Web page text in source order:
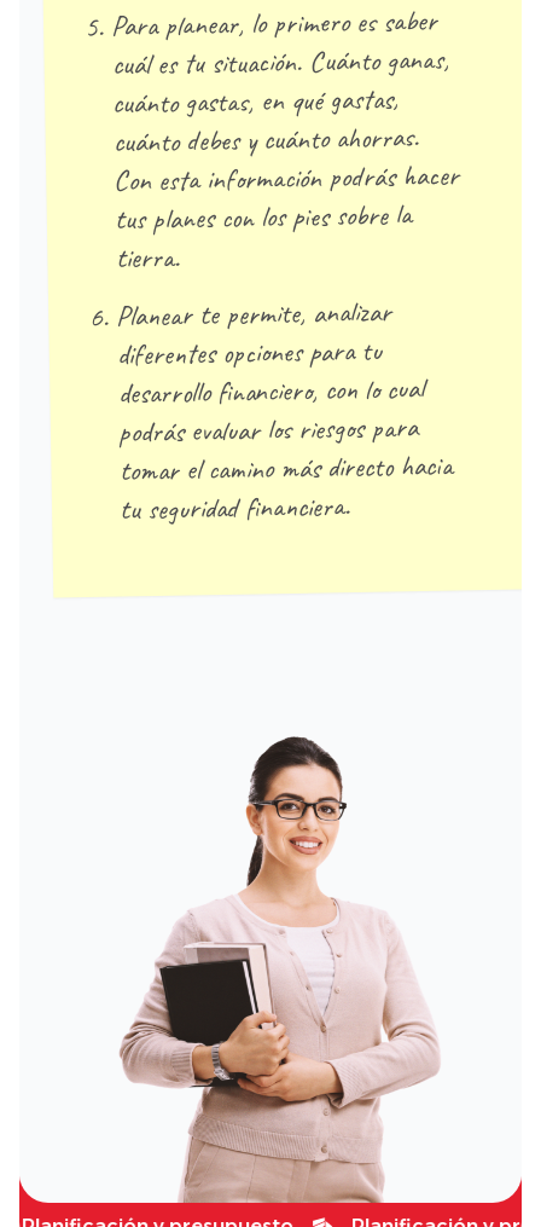
Para planear, lo primero es saber
cuál es tu situación. Cuánto ganas,
cuánto gastas, en qué gastas,
cuánto debes y cuánto ahorras.
Con esta información podrás hacer
tus planes con los pies sobre la
tierra.
Planear te permite, analizar
diferentes opciones para tu
desarrollo financiero, con lo cual
podrás evaluar los riesgos para
tomar el camino más directo hacia
tu seguridad financiera.